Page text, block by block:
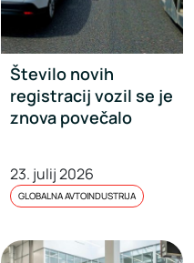
Število novih
registracij vozil se je
znova povečalo
23. julij 2026
GLOBALNA AVTOINDUSTRIJA